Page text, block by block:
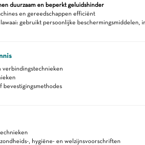
duurzaam en beperkt geluidshinder
en gereedschappen efficiënt
gebruikt persoonlijke
verbindingstechnieken
bevestigingsmethodes
, hygiëne- en welzijnsvoorschriften